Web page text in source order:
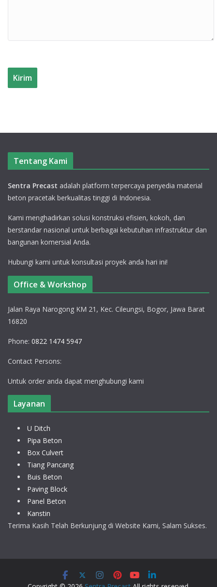
Tentang Kami
Sentra Precast adalah platform terpercaya penyedia material
beton pracetak berkualitas tinggi di Indonesia.
Kami menghadirkan solusi konstruksi efisien, kokoh, dan
berstandar nasional untuk berbagai kebutuhan infrastruktur dan
bangunan komersial Anda.
Hubungi kami untuk konsultasi proyek anda hari ini!
Office & Workshop
Jalan Raya Narogong KM 21, Kec. Cileungsi, Bogor, Jawa Barat
16820
Phone: 0822 1474 5947
Contact Persons:
Untuk order anda dapat menghubungi kami
Layanan
U Ditch
Pipa Beton
Box Culvert
Tiang Pancang
Buis Beton
Paving Block
Panel Beton
Kanstin
Terima Kasih Telah Berkunjung di Website Kami, Salam Sukses.